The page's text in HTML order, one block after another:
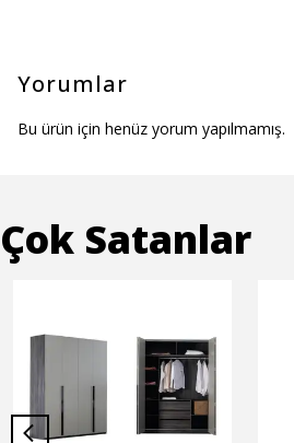
Yorumlar
Bu ürün için henüz yorum yapılmamış.
Çok Satanlar